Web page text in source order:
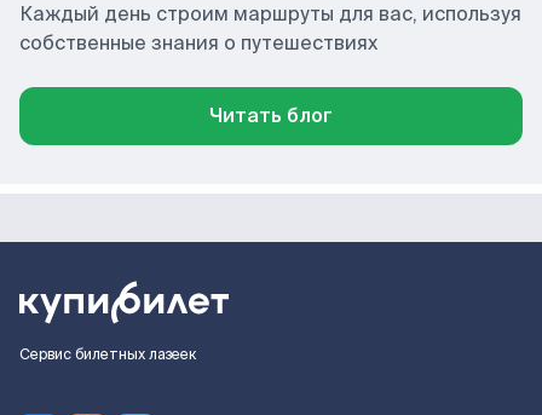
Каждый день строим маршруты для вас, используя
собственные знания о путешествиях
Читать блог
Сервис билетных лазеек